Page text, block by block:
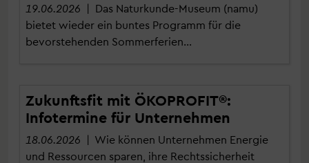
19.06.2026 | Das Naturkunde-Museum (namu)
bietet wieder ein buntes Programm für die
bevorstehenden Sommerferien…
Zukunftsfit mit ÖKOPROFIT®:
Infotermine für Unternehmen
18.06.2026 | Wie können Unternehmen Energie
und Ressourcen sparen, ihre Rechtssicherheit